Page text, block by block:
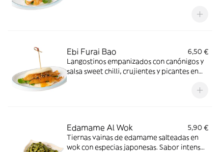
Ebi Furai Bao
6,50 €
Langostinos empanizados con canónigos y
salsa sweet chilli, crujientes y picantes en
Edamame Al Wok
5,90 €
Tiernas vainas de edamame salteadas en
wok con especias japonesas. Sabor intenso